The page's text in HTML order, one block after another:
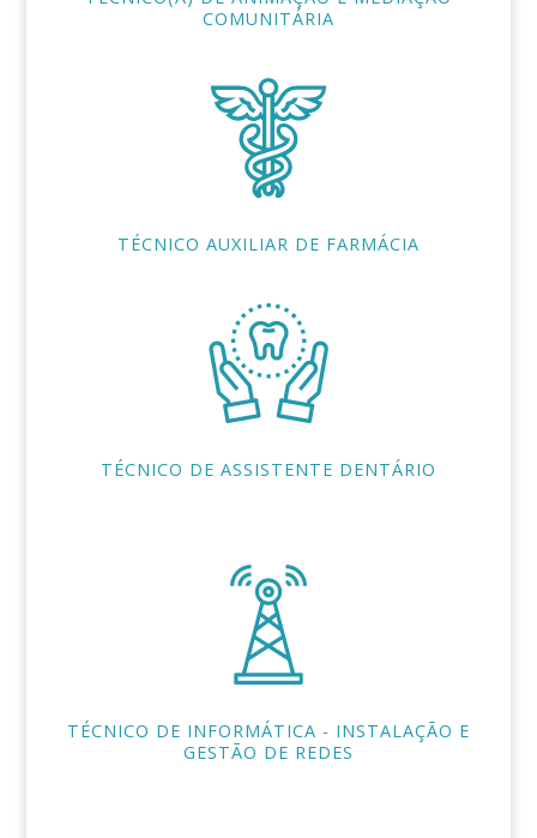
COMUNITÁRIA
TÉCNICO AUXILIAR DE FARMÁCIA
TÉCNICO DE ASSISTENTE DENTÁRIO
TÉCNICO DE INFORMÁTICA - INSTALAÇÃO E
GESTÃO DE REDES